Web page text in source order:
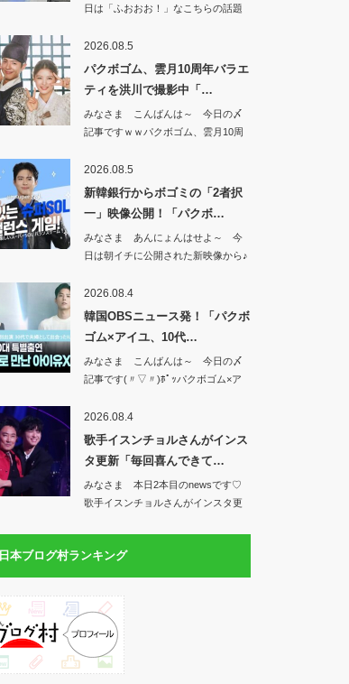
日は「ふおおお！」なこちらの話題
2026.08.5
パクボゴム、雲月10周年バラエ
ティを洪川で撮影中「…
みなさま こんばんは～ 今日の〆
記事ですｗｗパクボゴム、雲月10周
2026.08.5
新韓銀行からボゴミの「2者択
一」映像公開！「パクボ…
みなさま あんにょんはせよ～ 今
日は朝イチに公開された新映像から♪
2026.08.4
韓国OBSニュース発！「パクボ
ゴム×アイユ、10代…
みなさま こんばんは～ 今日の〆
記事です(〃▽〃)ﾎﾟｯパクボゴム×ア
2026.08.4
歌手イスンチョルさんがインス
タ更新「毎回喜んできて…
みなさま 本日2本目のnewsです♡
歌手イスンチョルさんがインスタ更
日本ブログ村ランキング